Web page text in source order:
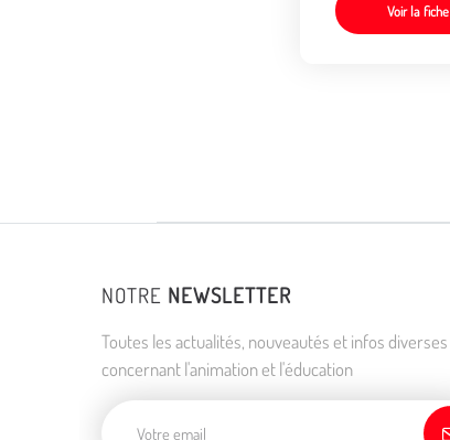
Voir la fiche
NOTRE NEWSLETTER
Toutes les actualités, nouveautés et infos diverses
concernant l'animation et l'éducation